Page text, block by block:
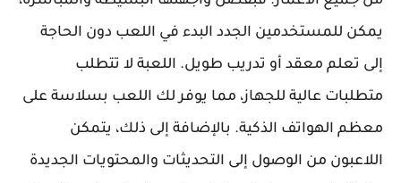
يمكن للمستخدمين الجدد البدء في اللعب دون الحاجة
إلى تعلم معقد أو تدريب طويل. اللعبة لا تتطلب
متطلبات عالية للجهاز، مما يوفر لك اللعب بسلاسة على
معظم الهواتف الذكية. بالإضافة إلى ذلك، يتمكن
اللاعبون من الوصول إلى التحديثات والمحتويات الجديدة